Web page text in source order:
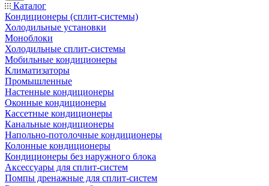
Каталог
Кондиционеры (сплит-системы)
Холодильные установки
Моноблоки
Холодильные сплит-системы
Мобильные кондиционеры
Климатизаторы
Промышленные
Настенные кондиционеры
Оконные кондиционеры
Кассетные кондиционеры
Канальные кондиционеры
Напольно-потолочные кондиционеры
Колонные кондиционеры
Кондиционеры без наружного блока
Аксессуары для сплит-систем
Помпы дренажные для сплит-систем